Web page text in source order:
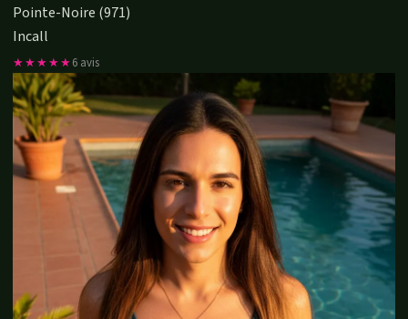
Pointe-Noire (971)
Incall
★★★★★6 avis